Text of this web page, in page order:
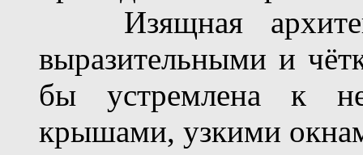
Изящная
выразительными и
бы устремлена к
крышами, узкими